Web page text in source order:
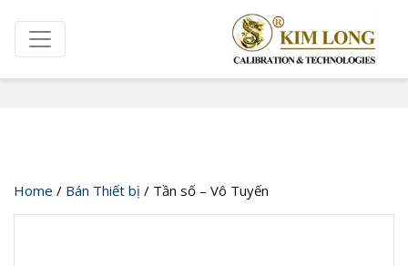
Cửa hàng
Home / Bán Thiết bị / Tần số – Vô Tuyến